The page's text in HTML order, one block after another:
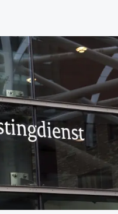
de advocatuur.
Verordening op